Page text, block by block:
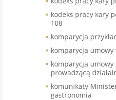
kodeks pracy kary
108
komparycja
komparycja umowy
komparycja umowy
prowadzącą
komunikaty
gastronomia